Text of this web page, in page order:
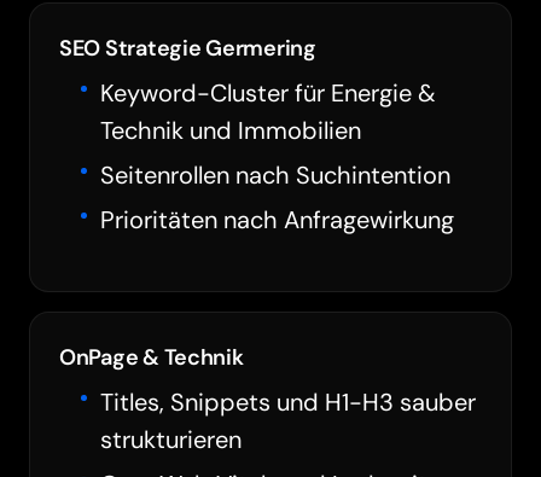
SEO Strategie Germering
Keyword-Cluster für Energie &
Technik und Immobilien
Seitenrollen nach Suchintention
Prioritäten nach Anfragewirkung
OnPage & Technik
Titles, Snippets und H1-H3 sauber
strukturieren